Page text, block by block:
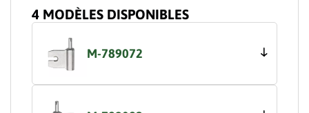
4 MODÈLES DISPONIBLES
M-789072